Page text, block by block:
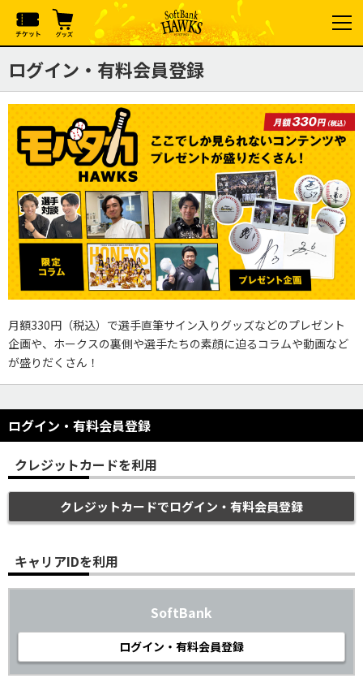
ログイン・有料会員登録
月額330円（税込）で選手直筆サイン入りグッズなどのプレゼント
企画や、ホークスの裏側や選手たちの素顔に迫るコラムや動画など
が盛りだくさん！
ログイン・有料会員登録
クレジットカードを利用
クレジットカードでログイン・有料会員登録
キャリアIDを利用
SoftBank
ログイン・有料会員登録